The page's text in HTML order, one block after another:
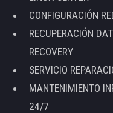
CONFIGURACIÓN
RECUPERACIÓN
RECOVERY
SERVICIO
MANTENIMIENTO
24/7